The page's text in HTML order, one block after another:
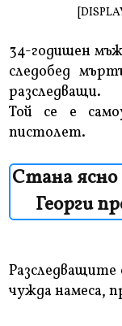
34-годишен
следобед
разследващи.
Той се е
пистолет.
Стана
Георги
Разследващите
чужда намеса,